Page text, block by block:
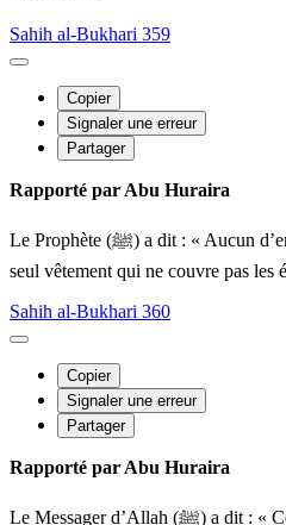
Sahih al-Bukhari 359
Copier
Signaler une erreur
Partager
Rapporté par Abu Huraira
Le Prophète (ﷺ) a dit : « Aucun d’entre vous ne doit prier avec un
seul vêtement qui ne couvre pas les
Sahih al-Bukhari 360
Copier
Signaler une erreur
Partager
Rapporté par Abu Huraira
Le Messager d’Allah (ﷺ) a dit : « Celui qui prie dans un seul